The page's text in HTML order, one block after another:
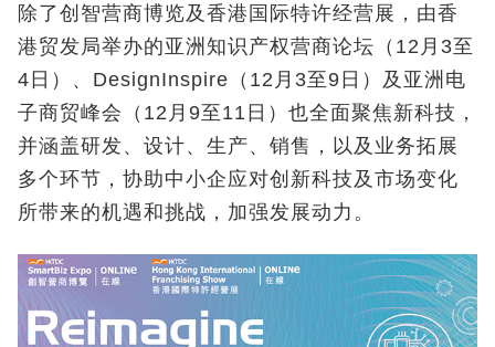
除了创智营商博览及香港国际特许经营展，由香
港贸发局举办的亚洲知识产权营商论坛（12月3至
4日）、DesignInspire（12月3至9日）及亚洲电
子商贸峰会（12月9至11日）也全面聚焦新科技，
并涵盖研发、设计、生产、销售，以及业务拓展
多个环节，协助中小企应对创新科技及市场变化
所带来的机遇和挑战，加强发展动力。